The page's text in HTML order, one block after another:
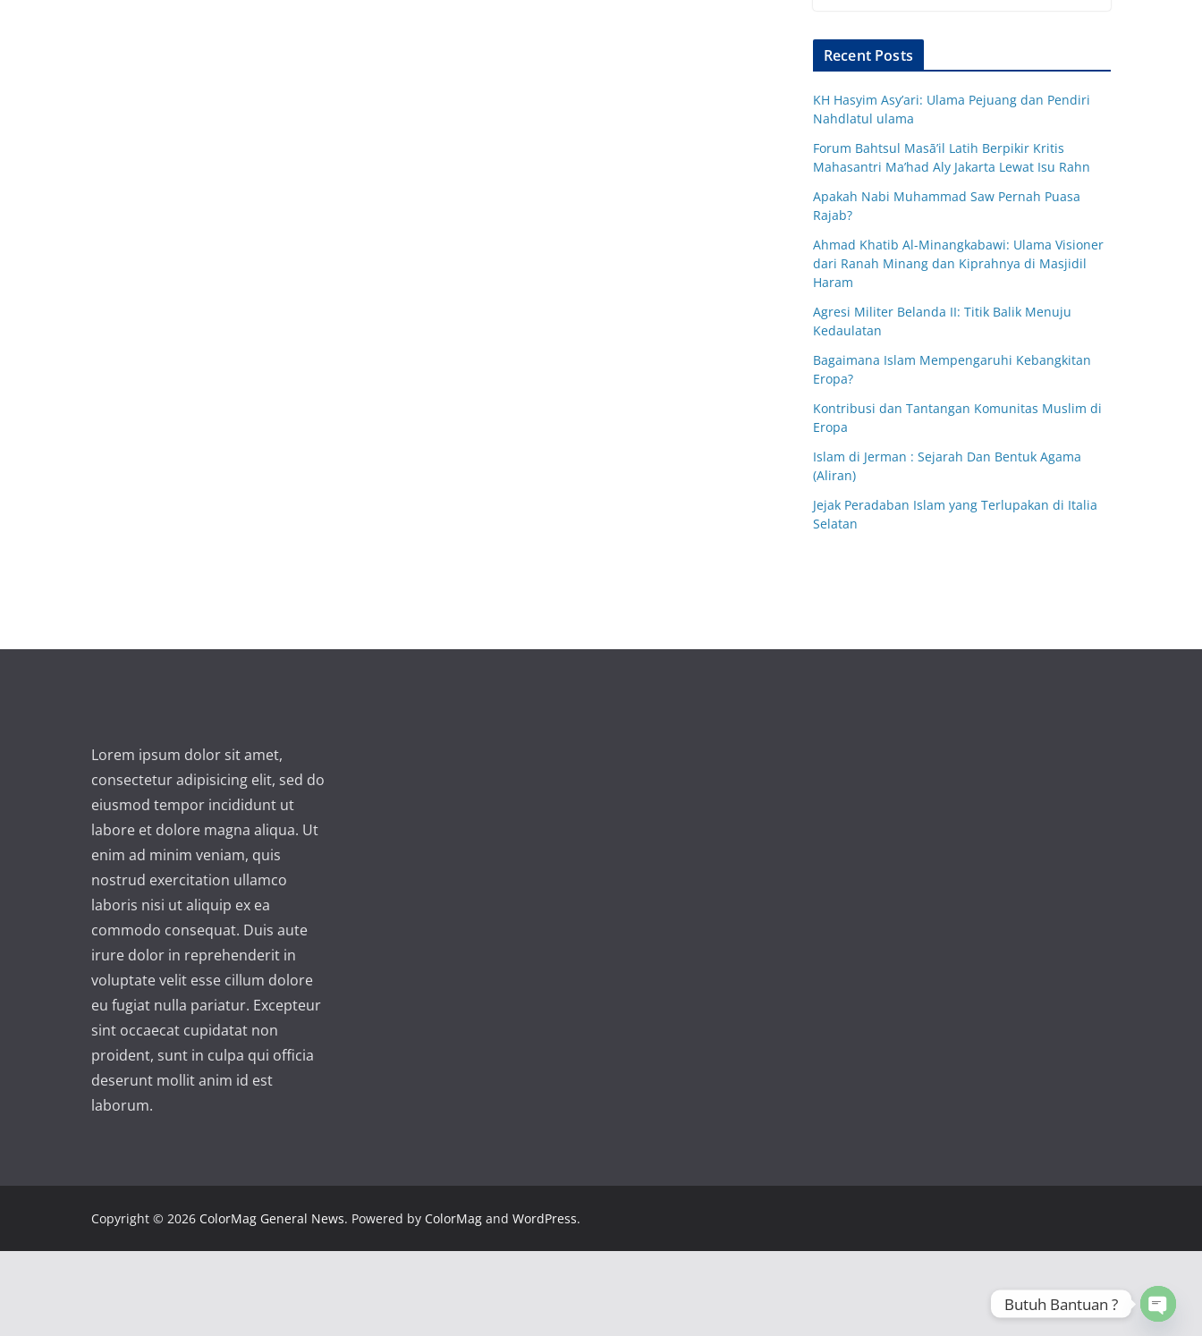
Recent Posts
KH Hasyim Asy’ari: Ulama Pejuang dan Pendiri
Nahdlatul ulama
Forum Bahtsul Masā’il Latih Berpikir Kritis
Mahasantri Ma’had Aly Jakarta Lewat Isu Rahn
Apakah Nabi Muhammad Saw Pernah Puasa
Rajab?
Ahmad Khatib Al-Minangkabawi: Ulama Visioner
dari Ranah Minang dan Kiprahnya di Masjidil
Haram
Agresi Militer Belanda II: Titik Balik Menuju
Kedaulatan
Bagaimana Islam Mempengaruhi Kebangkitan
Eropa?
Kontribusi dan Tantangan Komunitas Muslim di
Eropa
Islam di Jerman : Sejarah Dan Bentuk Agama
(Aliran)
Jejak Peradaban Islam yang Terlupakan di Italia
Selatan
Lorem ipsum dolor sit amet,
consectetur adipisicing elit, sed do
eiusmod tempor incididunt ut
labore et dolore magna aliqua. Ut
enim ad minim veniam, quis
nostrud exercitation ullamco
laboris nisi ut aliquip ex ea
commodo consequat. Duis aute
irure dolor in reprehenderit in
voluptate velit esse cillum dolore
eu fugiat nulla pariatur. Excepteur
sint occaecat cupidatat non
proident, sunt in culpa qui officia
deserunt mollit anim id est
laborum.
Copyright © 2026 ColorMag General News. Powered by ColorMag and WordPress.
Butuh Bantuan ?